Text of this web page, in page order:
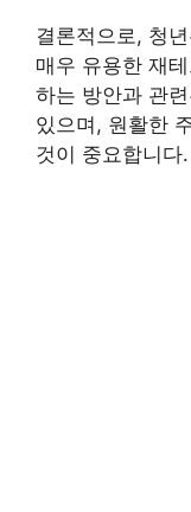
결론적으로, 청
매우 유용한 재
하는 방안과 관
있으며, 원활한
것이 중요합니다.